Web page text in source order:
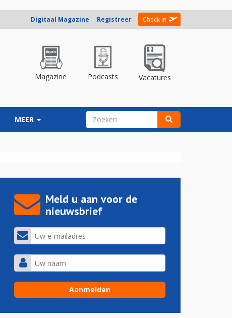
Digitaal Magazine Registreer Check in
Magazine Podcasts Vacatures
MEER ZOEKVELD
Meld u aan voor de
nieuwsbrief